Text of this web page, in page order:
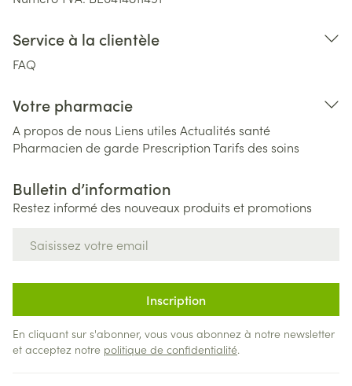
Service à la clientèle
FAQ
Votre pharmacie
A propos de nous Liens utiles Actualités santé
Pharmacien de garde PrescriptionTarifs des soins
Bulletin d’information
Restez informé des nouveaux produits et promotions
Inscription
En cliquant sur s'abonner, vous vous abonnez à notre newsletter
et acceptez notre politique de confidentialité.